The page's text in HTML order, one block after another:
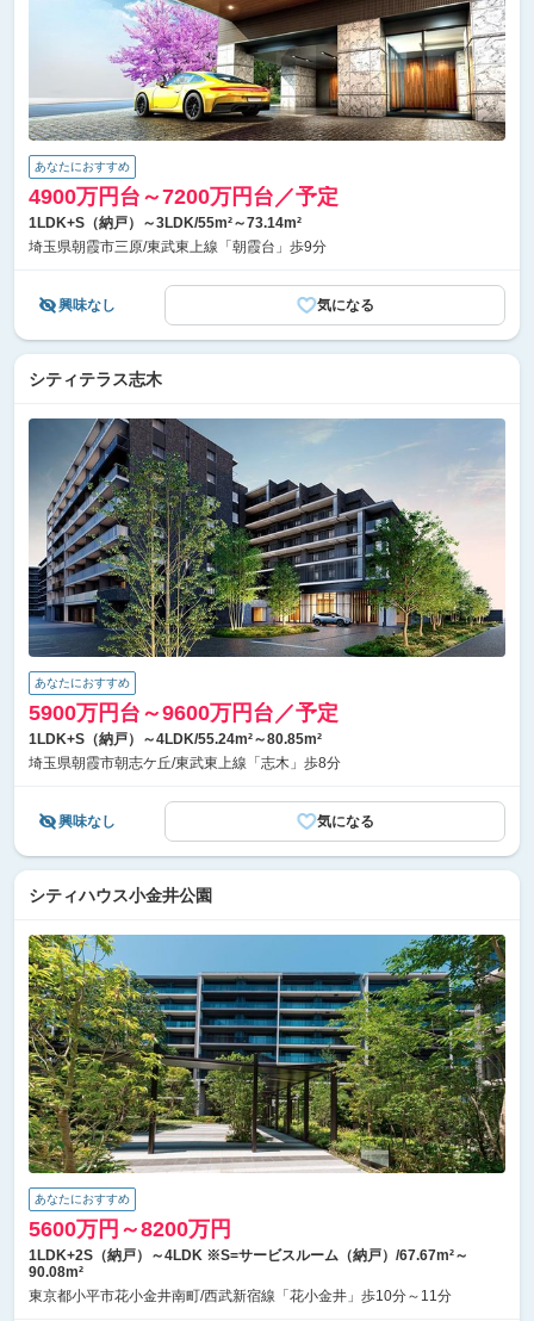
あなたにおすすめ
4900万円台～7200万円台／予定
1LDK+S（納戸）～3LDK/55m²～73.14m²
埼玉県朝霞市三原/東武東上線「朝霞台」歩9分
興味なし 気になる
シティテラス志木
あなたにおすすめ
5900万円台～9600万円台／予定
1LDK+S（納戸）～4LDK/55.24m²～80.85m²
埼玉県朝霞市朝志ケ丘/東武東上線「志木」歩8分
興味なし 気になる
シティハウス小金井公園
あなたにおすすめ
5600万円～8200万円
1LDK+2S（納戸）～4LDK ※S=サービスルーム（納戸）/67.67m²～
90.08m²
東京都小平市花小金井南町/西武新宿線「花小金井」歩10分～11分